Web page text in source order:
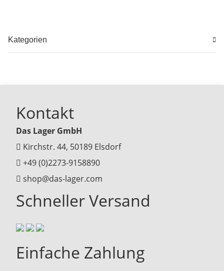
Kategorien
Kontakt
Das Lager GmbH
Kirchstr. 44, 50189 Elsdorf
+49 (0)2273-9158890
shop@das-lager.com
Schneller Versand
Einfache Zahlung